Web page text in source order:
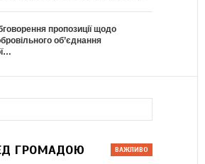
пропозиції щодо
об’єднання
ГРОМАДОЮ